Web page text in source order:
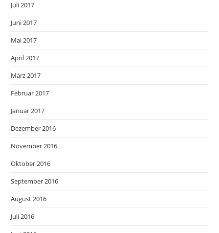
Juli 2017
Juni 2017
Mai 2017
April 2017
März 2017
Februar 2017
Januar 2017
Dezember 2016
November 2016
Oktober 2016
September 2016
August 2016
Juli 2016